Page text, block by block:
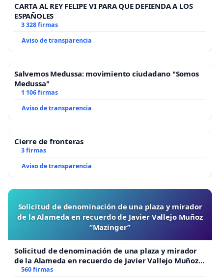
CARTA AL REY FELIPE VI PARA QUE DEFIENDA A LOS
ESPAÑOLES
3 328 firmas
Aviso de transparencia
Salvemos Medussa: movimiento ciudadano "Somos
Medussa"
1 106 firmas
Aviso de transparencia
Cierre de fronteras
3 firmas
Aviso de transparencia
Solicitud de denominación de una plaza y mirador
de la Alameda en recuerdo de Javier Vallejo Muñoz
“Mazinger”
Solicitud de denominación de una plaza y mirador
de la Alameda en recuerdo de Javier Vallejo Muñoz
“Mazinger”
560 firmas